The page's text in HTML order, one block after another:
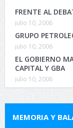
FRENTE AL
julio 10, 2006
GRUPO
julio 10, 2006
EL GOBIERNO
CAPITAL Y GBA
julio 10, 2006
MEMORIA Y